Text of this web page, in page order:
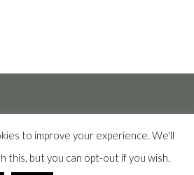
to improve your experience. We'll
this, but you can opt-out if you wish.